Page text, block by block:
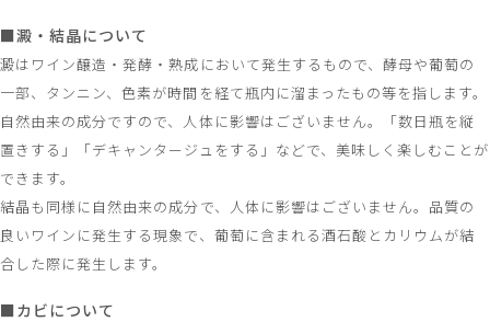
■澱・結晶について
澱はワイン醸造・発酵・熟成において発生するもので、酵母や葡萄の
一部、タンニン、色素が時間を経て瓶内に溜まったもの等を指します。
自然由来の成分ですので、人体に影響はございません。「数日瓶を縦
置きする」「デキャンタージュをする」などで、美味しく楽しむことが
できます。
結晶も同様に自然由来の成分で、人体に影響はございません。品質の
良いワインに発生する現象で、葡萄に含まれる酒石酸とカリウムが結
合した際に発生します。
■カビについて